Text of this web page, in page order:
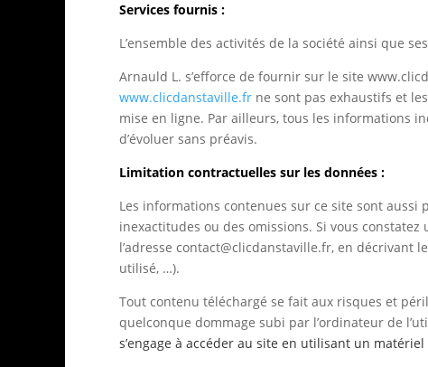
Services fournis :
L’ensemble des activités de la société ainsi que
Arnauld L. s’efforce de fournir sur le site
www.clicdanstaville.fr ne sont pas exhaustifs et
mise en ligne. Par ailleurs, tous les informations
d’évoluer sans préavis.
Limitation contractuelles sur les données :
Les informations contenues sur ce site sont
inexactitudes ou des omissions. Si vous
l’adresse contact@clicdanstaville.fr, en décrivant
utilisé, …).
Tout contenu téléchargé se fait aux risques et
quelconque dommage subi par l’ordinateur de
s’engage à accéder au site en utilisant un